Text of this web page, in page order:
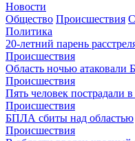
Новости
Общество Происшествия
Политика
20-летний парень
Происшествия
Область ночью атаковали
Происшествия
Пять человек пострадали
Происшествия
БПЛА сбиты над областью
Происшествия